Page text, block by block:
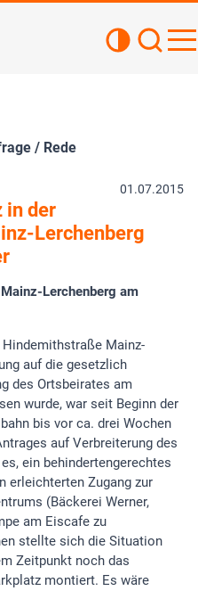
/ Rede
01.07.2015
in der
Lerchenberg
Lerchenberg am
Mainz-
auf die gesetzlich
des Ortsbeirates am
wurde, war seit Beginn der
bis vor ca. drei Wochen
auf Verbreiterung des
ein behindertengerechtes
erleichterten Zugang zur
(Bäckerei Werner,
am Eiscafe zu
stellte sich die Situation
Zeitpunkt noch das
montiert. Es wäre